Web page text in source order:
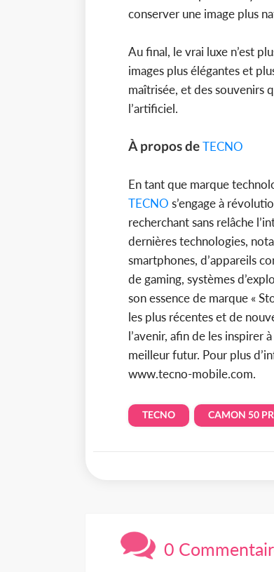
conserver une image plus
Au final, le vrai luxe n’est
images plus élégantes et
maîtrisée, et des souvenirs
l’artificiel.
À propos deTECNO
En tant que marque
TECNO s’engage à
recherchant sans relâche
dernières technologies,
smartphones, d’appareils
de gaming, systèmes
son essence de marque «
les plus récentes et de
l’avenir, afin de les inspirer
meilleur futur. Pour plus
www.tecno-mobile.com.
TECNO CAMON 50
0